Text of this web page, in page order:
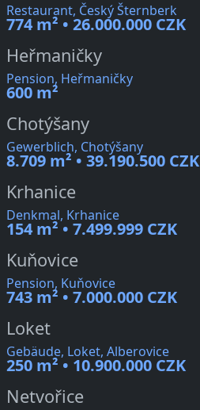
Restaurant, Český Šternberk
774 m² • 26.000.000 CZK
Heřmaničky
Pension, Heřmaničky
600 m²
Chotýšany
Gewerblich, Chotýšany
8.709 m² • 39.190.500 CZK
Krhanice
Denkmal, Krhanice
154 m² • 7.499.999 CZK
Kuňovice
Pension, Kuňovice
743 m² • 7.000.000 CZK
Loket
Gebäude, Loket, Alberovice
250 m² • 10.900.000 CZK
Netvořice